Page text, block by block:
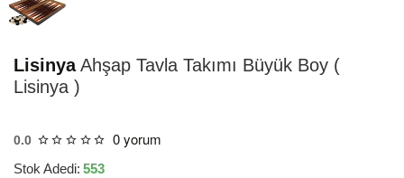
LisinyaAhşap Tavla Takımı Büyük Boy (
Lisinya )
0.0 0 yorum
Stok Adedi: 553